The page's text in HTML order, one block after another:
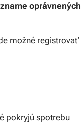
oprávnených
možné registrovať
pokryjú spotrebu